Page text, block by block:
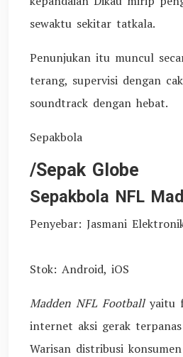
sewaktu sekitar tatkala.
Penunjukan itu muncul
terang, supervisi dengan
soundtrack dengan hebat.
Sepakbola
/Sepak Globe
Sepakbola NFL
Penyebar: Jasmani
Stok: Android, iOS
Madden NFL Football yaitu
internet aksi gerak
Warisan distribusi